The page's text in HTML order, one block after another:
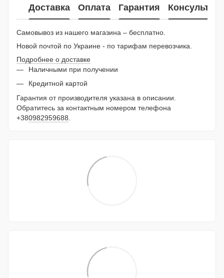
Доставка Оплата Гарантия
Самовывоз из нашего магазина – бесплатно.
Новой почтой по Украине - по тарифам перевозчика.
Подробнее о доставке
Наличными при получении
Кредитной картой
Гарантия от производителя указана в описании.
Обратитесь за контактным номером телефона
+380982959688